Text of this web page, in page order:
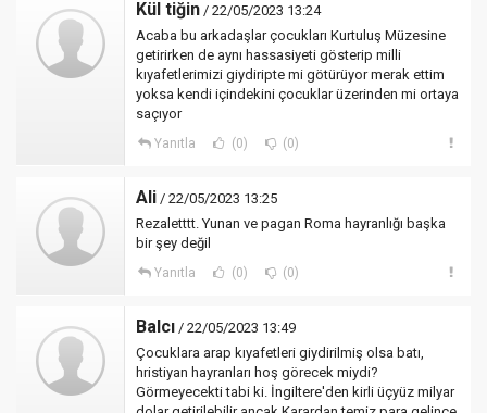
Kül tiğin / 22/05/2023 13:24
Acaba bu arkadaşlar çocukları Kurtuluş Müzesine
getirirken de aynı hassasiyeti gösterip milli
kıyafetlerimizi giydiripte mi götürüyor merak ettim
yoksa kendi içindekini çocuklar üzerinden mi ortaya
saçıyor
Yanıtla (0) (0)
Ali / 22/05/2023 13:25
Rezaletttt. Yunan ve pagan Roma hayranlığı başka
bir şey değil
Yanıtla (0) (0)
Balcı / 22/05/2023 13:49
Çocuklara arap kıyafetleri giydirilmiş olsa batı,
hristiyan hayranları hoş görecek miydi?
Görmeyecekti tabi ki. İngiltere'den kirli üçyüz milyar